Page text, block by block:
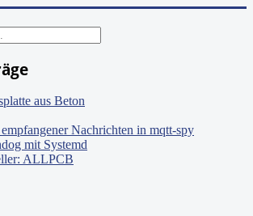
aus Beton
Nachrichten in mqtt-spy
mit Systemd
ALLPCB